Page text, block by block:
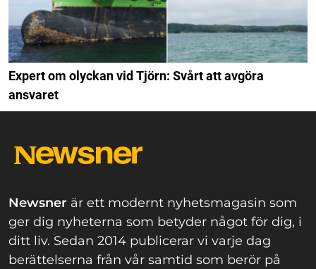
Expert om olyckan vid Tjörn: Svårt att avgöra
ansvaret
Newsner är ett modernt nyhetsmagasin som
ger dig nyheterna som betyder något för dig, i
ditt liv. Sedan 2014 publicerar vi varje dag
berättelserna från vår samtid som berör på